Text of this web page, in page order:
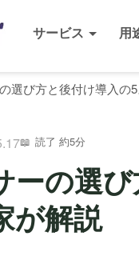
サービス 用
選び方と後付け導入の
読了 約5分
ーの選
が解説